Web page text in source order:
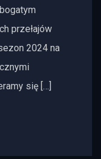
przełajów
2024 na
się […]